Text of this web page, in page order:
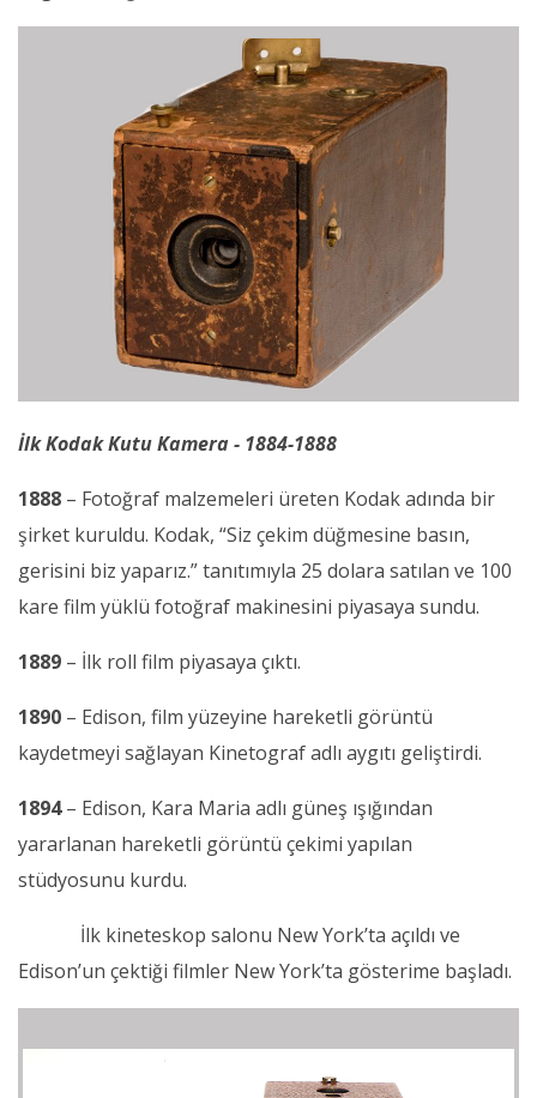
İlk Kodak Kutu Kamera - 1884-1888
1888 – Fotoğraf malzemeleri üreten Kodak adında bir
şirket kuruldu. Kodak, “Siz çekim düğmesine basın,
gerisini biz yaparız.” tanıtımıyla 25 dolara satılan ve 100
kare film yüklü fotoğraf makinesini piyasaya sundu.
1889 – İlk roll film piyasaya çıktı.
1890 – Edison, film yüzeyine hareketli görüntü
kaydetmeyi sağlayan Kinetograf adlı aygıtı geliştirdi.
1894– Edison, Kara Maria adlı güneş ışığından
yararlanan hareketli görüntü çekimi yapılan
stüdyosunu kurdu.
İlk kineteskop salonu New York’ta açıldı ve
Edison’un çektiği filmler New York’ta gösterime başladı.